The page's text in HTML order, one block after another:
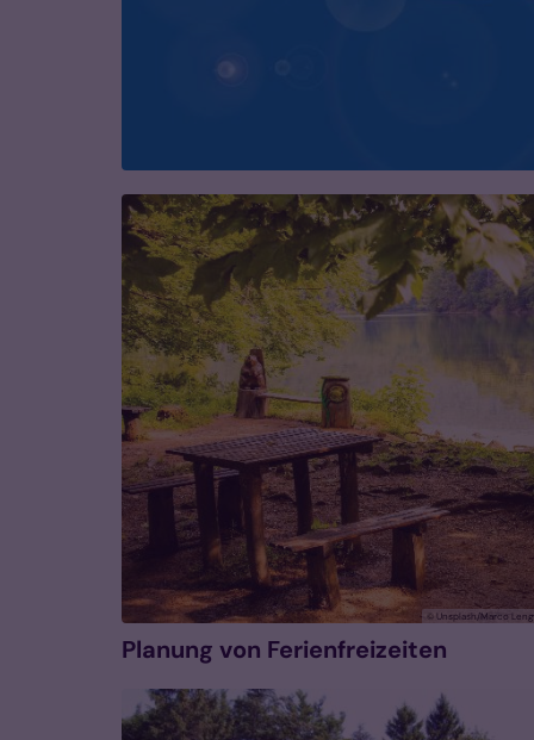
© Unsplash/Marco
Planung von Ferienfreizeiten